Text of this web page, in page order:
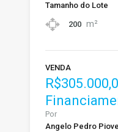
Tamanho do Lote
200 m²
VENDA
Por
Angelo Pedro